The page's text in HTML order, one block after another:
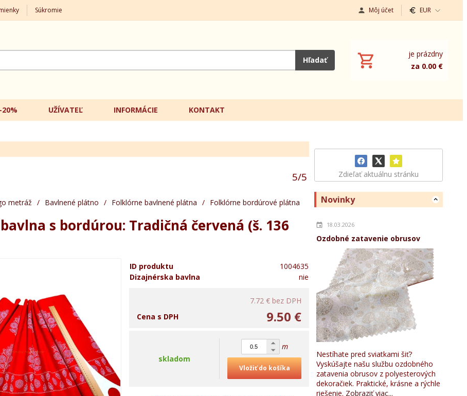
Súkromie Môj účet EUR
Hľadať
je prázdny
za 0.00 €
20% UŽÍVATEĽ INFORMÁCIE KONTAKT
Zdieľať aktuálnu stránku
Novinky
18.03.2026
Ozdobné zatavenie obrusov
Nestíhate pred sviatkami šiť?
Vyskúšajte našu službu ozdobného
zatavenia obrusov z polyesterových
dekoračiek. Praktické, krásne a rýchle
riešenie. Zobraziť viac...
5/5
metráž / Bavlnené plátno / Folklórne bavlnené plátna / Folklórne bordúrové plátna
s bordúrou: Tradičná červená (š. 136
ID produktu
1004635
Dizajnérska bavlna
nie
7.72 € bez DPH
9.50 €
Cena s DPH
skladom
m
Vložiť do košíka